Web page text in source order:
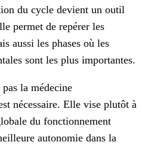
du cycle devient un outil
permet de repérer les
aussi les phases où les
sont les plus importantes.
la médecine
nécessaire. Elle vise plutôt à
du fonctionnement
autonomie dans la